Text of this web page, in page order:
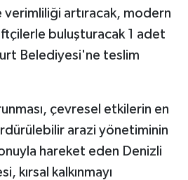
artıracak, modern
buluşturacak 1 adet
Belediyesi'ne teslim
çevresel etkilerin en
arazi yönetiminin
hareket eden Denizli
kırsal kalkınmayı